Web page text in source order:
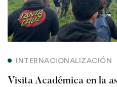
la
asignatura
de
Forrajes
INTERNACIONALIZACIÓN
Visita Académica en la